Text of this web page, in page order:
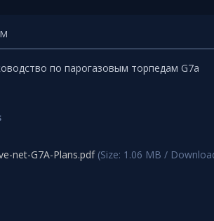
по парогазовым торпедам G7a
net-G7A-Plans.pdf(Size: 1.06 MB /